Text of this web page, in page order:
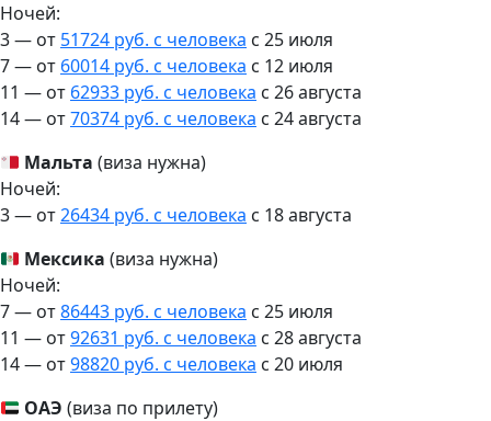
Ночей:
3 — от 51724 руб. с человека c 25 июля
7 — от 60014 руб. с человека c 12 июля
11 — от 62933 руб. с человека c 26 августа
14 — от70374 руб. с человека c 24 августа
Мальта (виза нужна)
Ночей:
3 — от26434 руб. с человека c 18 августа
Мексика (виза нужна)
Ночей:
7 — от86443 руб. с человека c 25 июля
11 — от92631 руб. с человека c 28 августа
14 — от98820 руб. с человека c 20 июля
ОАЭ (виза по прилету)